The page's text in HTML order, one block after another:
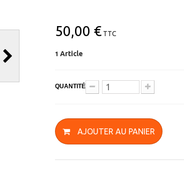
50,00 € TTC
1 Article
QUANTITÉ
AJOUTER AU PANIER